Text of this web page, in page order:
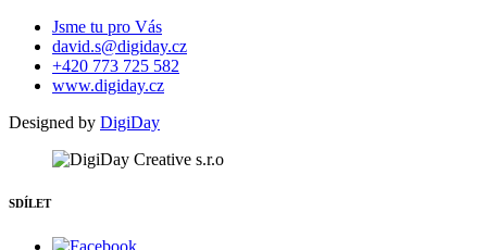
Jsme tu pro Vás
david.s@digiday.cz
+420 773 725 582
www.digiday.cz
Designed by DigiDay
SDÍLET